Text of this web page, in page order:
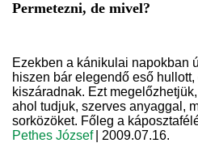
Permetezni, de mivel?
Ezekben a kánikulai napokban
hiszen bár elegendő eső
kiszáradnak. Ezt
ahol tudjuk, szerves anyaggal,
sorközöket. Főleg a
Pethes József
| 2009.07.16.